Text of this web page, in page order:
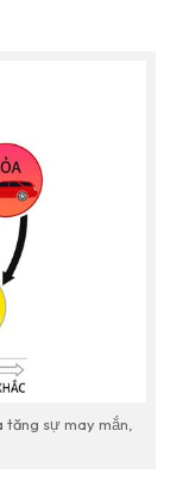
sự may mắn,